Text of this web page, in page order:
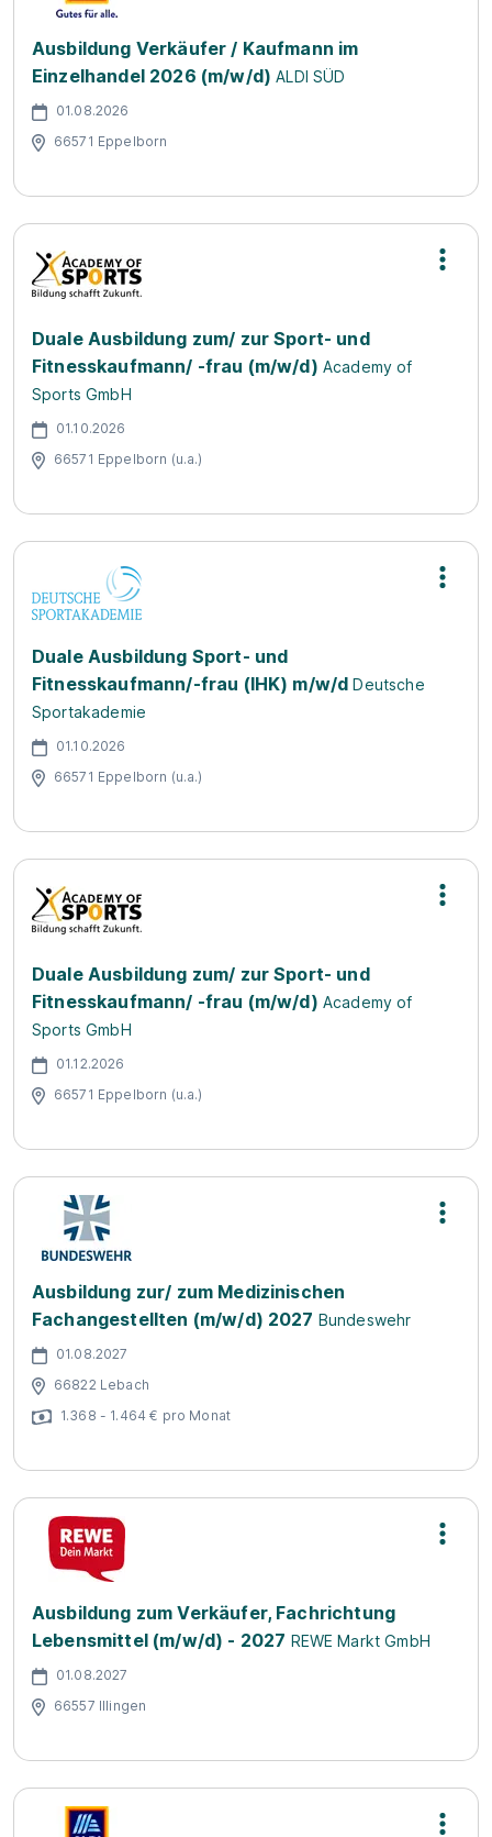
Ausbildung Verkäufer / Kaufmann im
Einzelhandel 2026 (m/w/d) ALDI SÜD
01.08.2026
66571 Eppelborn
Duale Ausbildung zum/ zur Sport- und
Fitnesskaufmann/ -frau (m/w/d) Academy of
Sports GmbH
01.10.2026
66571 Eppelborn (u.a.)
Duale Ausbildung Sport- und
Fitnesskaufmann/-frau (IHK) m/w/d Deutsche
Sportakademie
01.10.2026
66571 Eppelborn (u.a.)
Duale Ausbildung zum/ zur Sport- und
Fitnesskaufmann/ -frau (m/w/d) Academy of
Sports GmbH
01.12.2026
66571 Eppelborn (u.a.)
Ausbildung zur/ zum Medizinischen
Fachangestellten (m/w/d) 2027 Bundeswehr
01.08.2027
66822 Lebach
1.368 - 1.464 € pro Monat
Ausbildung zum Verkäufer, Fachrichtung
Lebensmittel (m/w/d) - 2027 REWE Markt GmbH
01.08.2027
66557 Illingen